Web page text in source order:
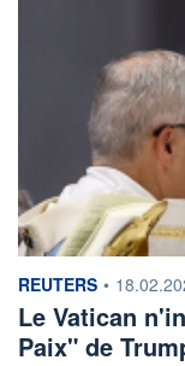
information fournie
REUTERS •
Le Vatican
Paix" de